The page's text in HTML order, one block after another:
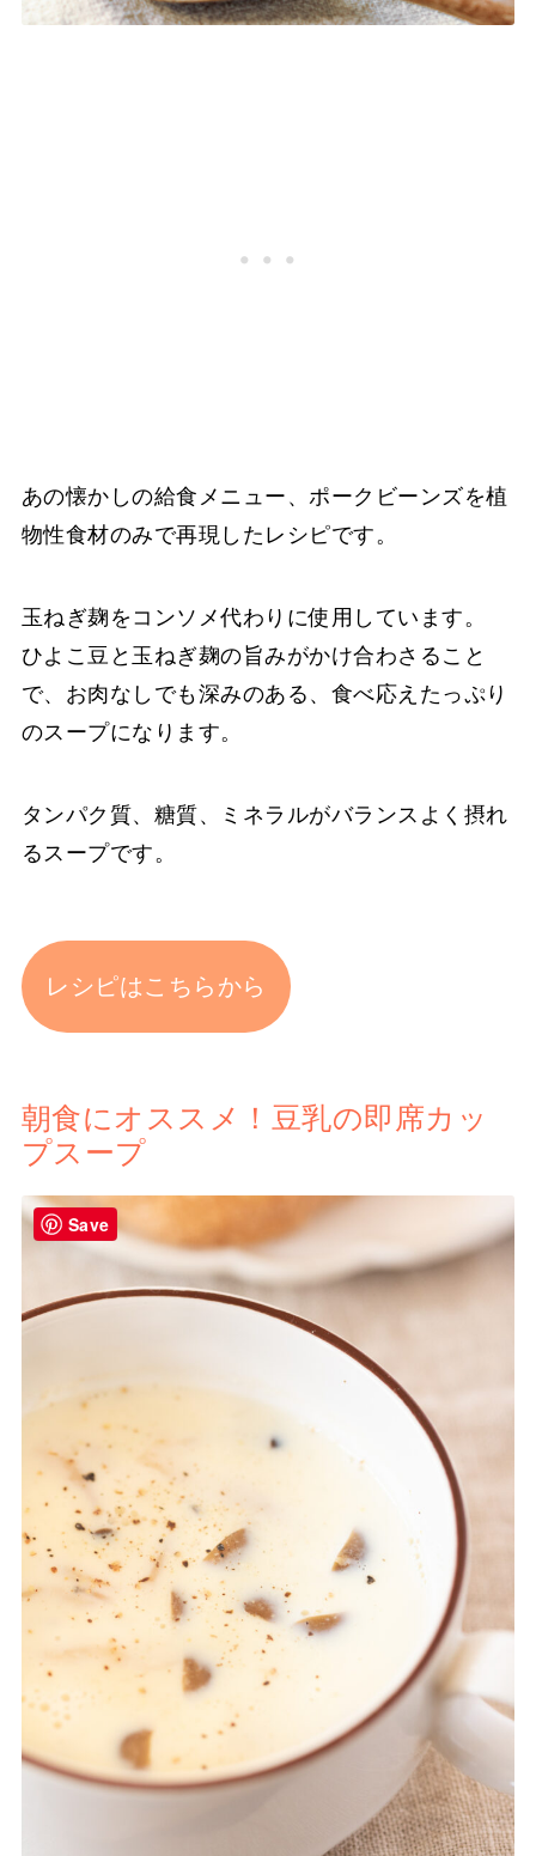
あの懐かしの給食メニュー、ポークビーンズを植
物性食材のみで再現したレシピです。
玉ねぎ麹をコンソメ代わりに使用しています。
ひよこ豆と玉ねぎ麹の旨みがかけ合わさること
で、お肉なしでも深みのある、食べ応えたっぷり
のスープになります。
タンパク質、糖質、ミネラルがバランスよく摂れ
るスープです。
レシピはこちらから
朝食にオススメ！豆乳の即席カッ
プスープ
Save